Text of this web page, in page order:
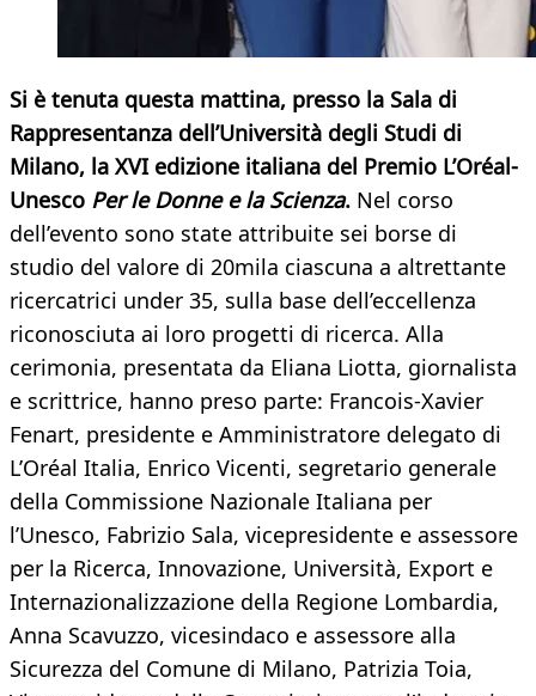
Si è tenuta questa mattina, presso la Sala di
Rappresentanza dell’Università degli Studi di
Milano, la XVI edizione italiana del Premio L’Oréal-
Unesco Per le Donne e la Scienza. Nel corso
dell’evento sono state attribuite sei borse di
studio del valore di 20mila ciascuna a altrettante
ricercatrici under 35, sulla base dell’eccellenza
riconosciuta ai loro progetti di ricerca. Alla
cerimonia, presentata da Eliana Liotta, giornalista
e scrittrice, hanno preso parte: Francois-Xavier
Fenart, presidente e Amministratore delegato di
L’Oréal Italia, Enrico Vicenti, segretario generale
della Commissione Nazionale Italiana per
l’Unesco, Fabrizio Sala, vicepresidente e assessore
per la Ricerca, Innovazione, Università, Export e
Internazionalizzazione della Regione Lombardia,
Anna Scavuzzo, vicesindaco e assessore alla
Sicurezza del Comune di Milano, Patrizia Toia,